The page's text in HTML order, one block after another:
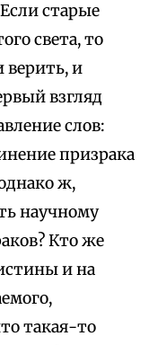
старые
света, то
верить, и
взгляд
слов:
призрака
ж,
научному
Кто же
и на
такая-то